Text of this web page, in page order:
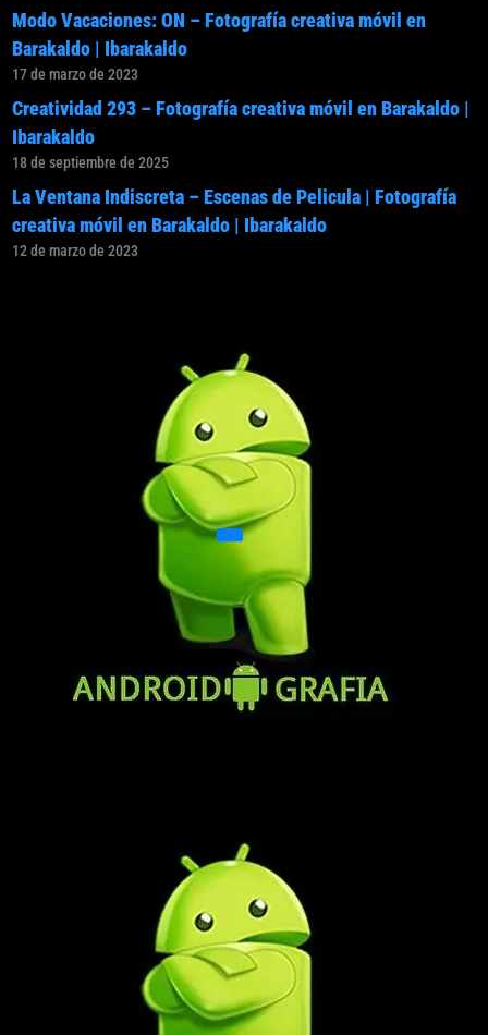
Modo Vacaciones: ON – Fotografía creativa móvil en
Barakaldo | Ibarakaldo
17 de marzo de 2023
Creatividad 293 – Fotografía creativa móvil en Barakaldo |
Ibarakaldo
18 de septiembre de 2025
La Ventana Indiscreta – Escenas de Pelicula | Fotografía
creativa móvil en Barakaldo | Ibarakaldo
12 de marzo de 2023